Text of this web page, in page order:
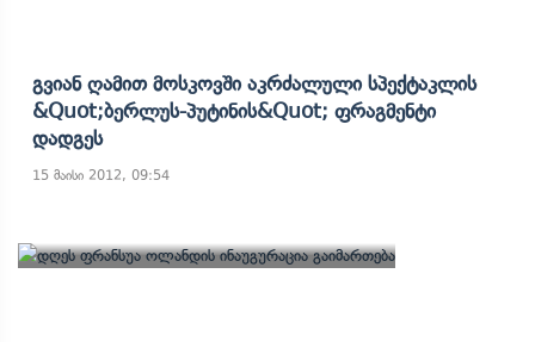
Გვიან Ღამით Მოსკოვში Აკრძალული Სპექტაკლის
&quot;ბერლუს-Პუტინის&quot; Ფრაგმენტი
Დადგეს
15 მაისი 2012, 09:54